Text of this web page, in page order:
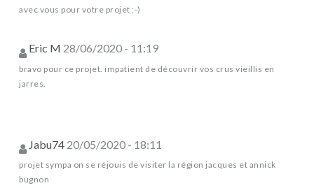
avec vous pour votre projet ;-)
Eric M 28/06/2020 - 11:19
bravo pour ce projet. impatient de découvrir vos crus vieillis en
jarres.
Jabu74 20/05/2020 - 18:11
projet sympa on se réjouis de visiter la région jacques et annick
bugnon